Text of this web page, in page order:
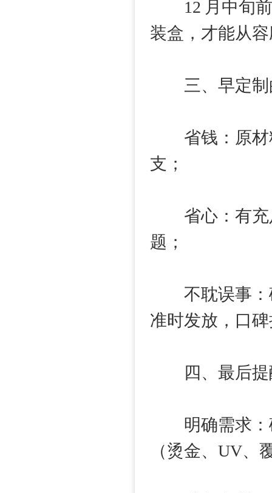
12 月中旬前
装盒，才能从
三、早定制
省钱：原材
支；
省心：有充
题；
不耽误事：
准时发放，口
四、最后提
明确需求：
（烫金、UV、